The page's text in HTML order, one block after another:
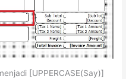
[UPPERCASE(Say)]